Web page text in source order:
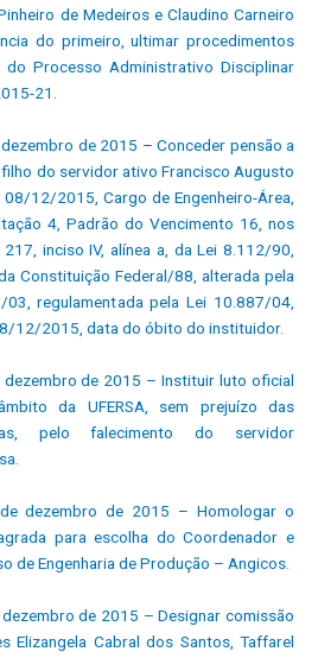
de Medeiros e Claudino Carneiro
do primeiro, ultimar procedimentos
Processo Administrativo Disciplinar
21.
de 2015 – Conceder pensão a
do servidor ativo Francisco Augusto
12/2015, Cargo de Engenheiro-Área,
4, Padrão do Vencimento 16, nos
inciso IV, alínea a, da Lei 8.112/90,
Constituição Federal/88, alterada pela
03, regulamentada pela Lei 10.887/04,
12/2015, data do óbito do instituidor.
de 2015 – Instituir luto oficial
da UFERSA, sem prejuízo das
pelo falecimento do servidor
dezembro de 2015 – Homologar o
para escolha do Coordenador e
de Engenharia de Produção – Angicos.
de 2015 – Designar comissão
Elizangela Cabral dos Santos, Taffarel